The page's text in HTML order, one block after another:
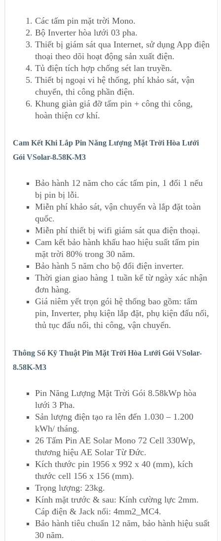
Các tấm pin mặt trời Mono.
Bộ Inverter hòa lưới 03 pha.
Thiết bị giám sát qua Internet, sử dụng App điện
thoại theo dõi hoạt động sản xuất điện.
Tủ điện tích hợp chống sét lan truyền.
Thiết bị ngoại vi hệ thống, phí khảo sát, vận
chuyển, thi công phần điện.
Khung giàn giá đỡ tấm pin + công thi công,
hoàn thiện cơ khí.
Cam Kết Khi Lắp Pin Năng Lượng Mặt Trời Hòa Lưới
Gói VSolar-8.58K-M3
Bảo hành 12 năm cho các tấm pin, 1 đổi 1 nếu
bị pin bị lỗi.
Miễn phí khảo sát, vận chuyển và lắp đặt toàn
quốc.
Miễn phí thiết bị wifi giám sát qua điện thoại.
Cam kết bảo hành khấu hao hiệu suất tấm pin
mặt trời 80% trong 30 năm.
Bảo hành 5 năm cho bộ đổi điện inverter.
Thời gian giao hàng 1 tuần kể từ ngày xác nhận
đơn hàng.
Giá niêm yết trọn gói hệ thống bao gồm: tấm
pin, Inverter, phụ kiện lắp đặt, phụ kiện đấu nối,
thủ tục đấu nối, thi công, vận chuyển.
Thông Số Kỹ Thuật Pin Mặt Trời Hòa Lưới Gói VSolar-
8.58K-M3
Pin Năng Lượng Mặt Trời Gói 8.58kWp hòa
lưới 3 Pha.
Sản lượng điện tạo ra lên đến 1.030 – 1.200
kWh/ tháng.
26 Tấm Pin AE Solar Mono 72 Cell 330Wp,
thương hiệu AE Solar Từ Đức.
Kích thước pin 1956 x 992 x 40 (mm), kích
thước cell 156 x 156 (mm).
Trọng lượng: 23kg.
Kính mặt trước & sau: Kính cường lực 2mm.
Cáp điện & Jack nối: 4mm2_MC4.
Bảo hành tiêu chuẩn 12 năm, bảo hành hiệu suất
30 năm.